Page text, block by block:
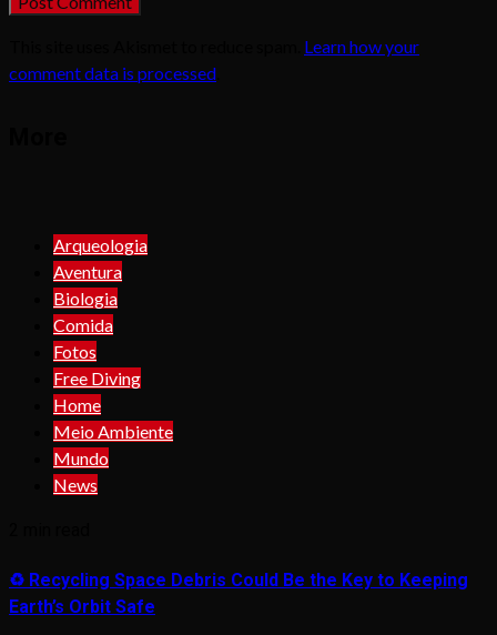
Learn how your
comment data is processed
Arqueologia
Aventura
Biologia
Comida
Fotos
Free Diving
Home
Meio Ambiente
Mundo
News
♻️ Recycling Space Debris Could Be the Key to Keeping
Earth’s Orbit Safe